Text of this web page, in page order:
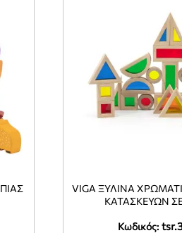
Κωδικός:
VIGA ΞΎΛΙΝΑ
ΚΑΤΑΣΚΕΥΏΝ